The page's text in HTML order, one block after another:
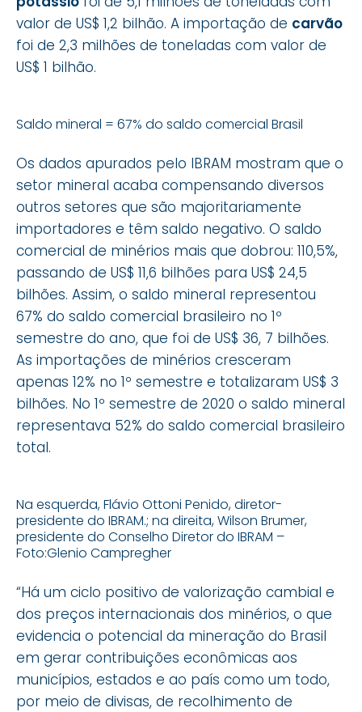
valor de US$ 1,2 bilhão. A importação de carvão
foi de 2,3 milhões de toneladas com valor de
US$ 1 bilhão.
Saldo mineral = 67% do saldo comercial Brasil
Os dados apurados pelo IBRAM mostram que o
setor mineral acaba compensando diversos
outros setores que são majoritariamente
importadores e têm saldo negativo. O saldo
comercial de minérios mais que dobrou: 110,5%,
passando de US$ 11,6 bilhões para US$ 24,5
bilhões. Assim, o saldo mineral representou
67% do saldo comercial brasileiro no 1º
semestre do ano, que foi de US$ 36, 7 bilhões.
As importações de minérios cresceram
apenas 12% no 1º semestre e totalizaram US$ 3
bilhões. No 1º semestre de 2020 o saldo mineral
representava 52% do saldo comercial brasileiro
total.
Na esquerda, Flávio Ottoni Penido, diretor-
presidente do IBRAM.; na direita, Wilson Brumer,
presidente do Conselho Diretor do IBRAM –
Foto:Glenio Campregher
“Há um ciclo positivo de valorização cambial e
dos preços internacionais dos minérios, o que
evidencia o potencial da mineração do Brasil
em gerar contribuições econômicas aos
municípios, estados e ao país como um todo,
por meio de divisas, de recolhimento de